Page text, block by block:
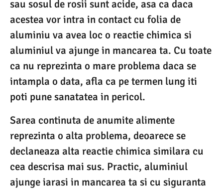
sau sosul de rosii sunt acide, asa ca daca
acestea vor intra in contact cu folia de
aluminiu va avea loc o reactie chimica si
aluminiul va ajunge in mancarea ta. Cu toate
ca nu reprezinta o mare problema daca se
intampla o data, afla ca pe termen lung iti
poti pune sanatatea in pericol.
Sarea continuta de anumite alimente
reprezinta o alta problema, deoarece se
declaneaza alta reactie chimica similara cu
cea descrisa mai sus. Practic, aluminiul
ajunge iarasi in mancarea ta si cu siguranta